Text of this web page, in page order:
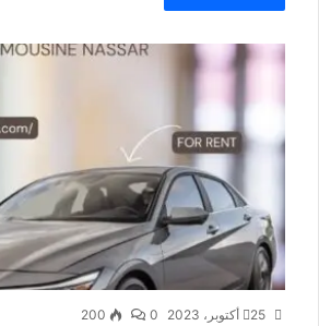
25 أكتوبر، 2023 0
200